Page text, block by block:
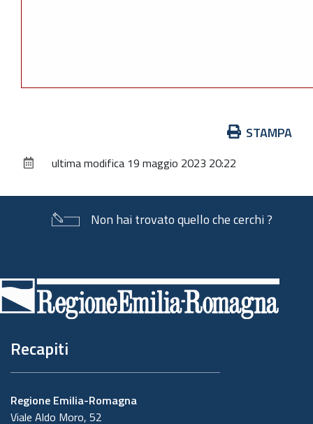
documento
STAMPA
ultima modifica 19 maggio 2023 20:22
Non hai trovato quello che cerchi ?
di
pagina
Recapiti
Regione Emilia-Romagna
Viale Aldo Moro, 52